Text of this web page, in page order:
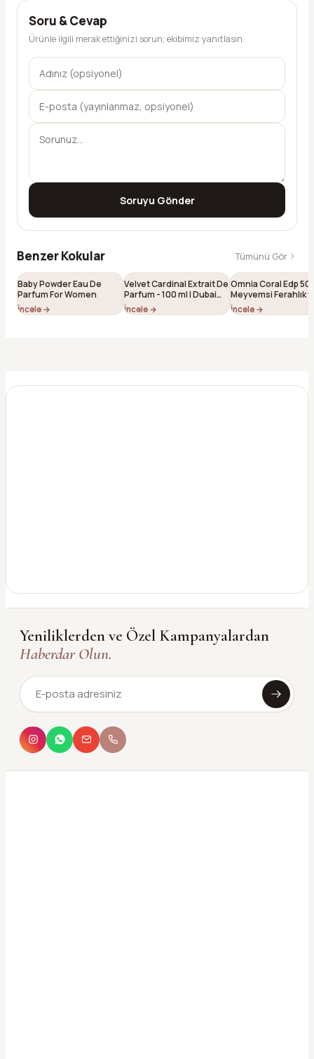
Soru & Cevap
Ürünle ilgili merak ettiğinizi sorun; ekibimiz yanıtlasın.
Soruyu Gönder
Benzer Kokular Tümünü Gör
Baby Powder Eau De
Parfum For Women
İncele →
Velvet Cardinal Extrait De
Parfum - 100 ml | Dubai
Esintili Niş Unisex Parfüm
İncele →
Omnia Coral Edp 50
Meyvemsi Ferahlık
Çiçeksi Feminen
184)
İncele →
Yeniliklerden ve Özel Kampanyalardan
Haberdar Olun.